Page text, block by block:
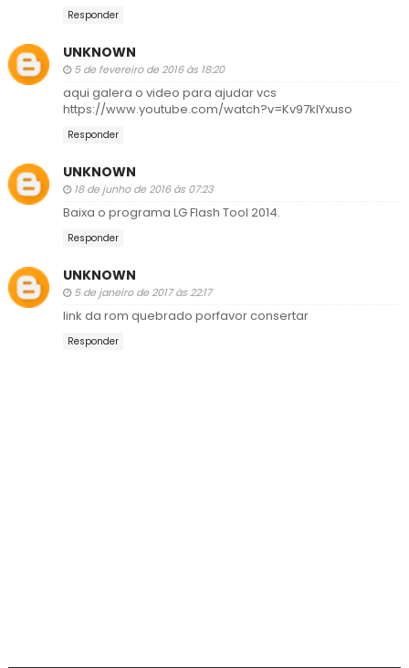
Responder
UNKNOWN
5 de fevereiro de 2016 às 18:20
aqui galera o video para ajudar vcs
https://www.youtube.com/watch?v=Kv97kIYxuso
Responder
UNKNOWN
18 de junho de 2016 às 07:23
Baixa o programa LG Flash Tool 2014.
Responder
UNKNOWN
5 de janeiro de 2017 às 22:17
link da rom quebrado porfavor consertar
Responder